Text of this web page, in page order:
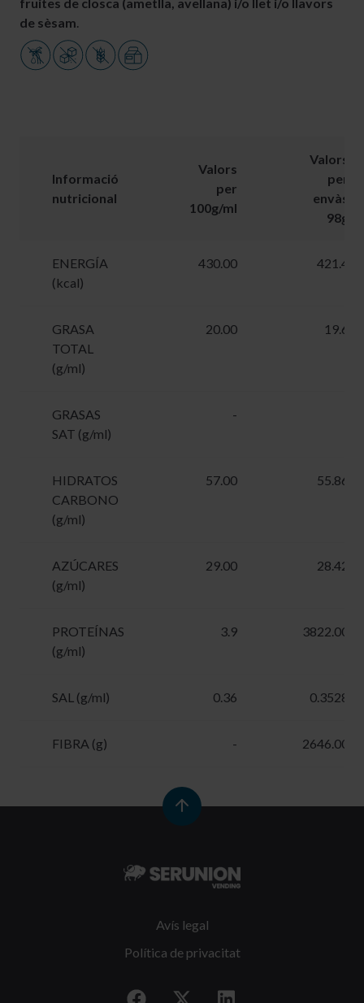
de sèsam.
Informació
nutricional
Valors
per
100g/ml
Valors
per
envàs
98g
ENERGÍA
(kcal)
430.00 421.4
GRASA
TOTAL
(g/ml)
20.00 19.6
GRASAS
SAT (g/ml)
-
HIDRATOS
CARBONO
(g/ml)
57.00 55.86
AZÚCARES
(g/ml)
29.00 28.42
PROTEÍNAS
(g/ml)
3.9 3822.00
SAL (g/ml) 0.36 0.3528
FIBRA (g) - 2646.00
Avís legal
Política de privacitat